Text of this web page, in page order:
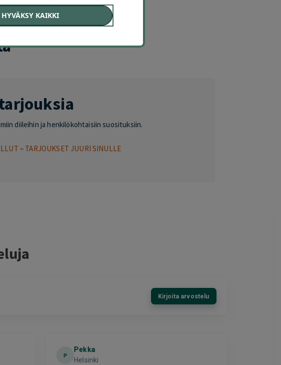
diileihin ja henkilökohtaisiin suosituksiin.
– TARJOUKSET JUURI SINULLE
Kirjoita arvostelu
P
Pekka
Helsinki
HYVÄKSY KAIKKI